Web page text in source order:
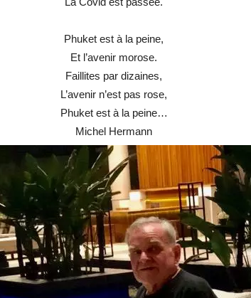
Phuket est à la peine,
Et l’avenir morose.
Faillites par dizaines,
L’avenir n’est pas rose,
Phuket est à la peine…
Michel Hermann